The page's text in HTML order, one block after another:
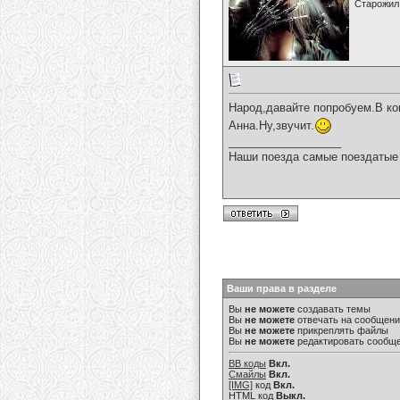
Старожил
Народ,давайте попробуем.В
Анна.Ну,звучит.
Наши поезда самые поездатые
Ваши права в разделе
Вы не можете создавать темы
Вы не можете отвечать на
Вы не можете прикреплять файлы
Вы не можете редактировать
BB коды Вкл.
Смайлы Вкл.
[IMG] код Вкл.
HTML код Выкл.